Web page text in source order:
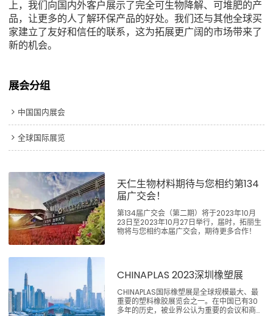
上，我们向国内外客户展示了完全可生物降解、可堆肥的产
品，让更多的人了解环保产品的好处。我们还与其他全球买
家建立了友好和信任的联系，这为拓展更广阔的市场带来了
新的机会。
展会分组
中国国内展会
全球国际展览
天仁生物材料期待与您相约第134
届广交会！
第134届广交会（第二期）将于2023年10月
23日至2023年10月27日举行，届时，拓丽生
物将与您相约本届广交会，期待更多合作！
CHINAPLAS 2023深圳橡塑展
CHINAPLAS国际橡塑展是全球规模最大、最
重要的塑料橡胶展览会之一。在中国已有30
多年的历史，被业界公认为重要的会议和商贸